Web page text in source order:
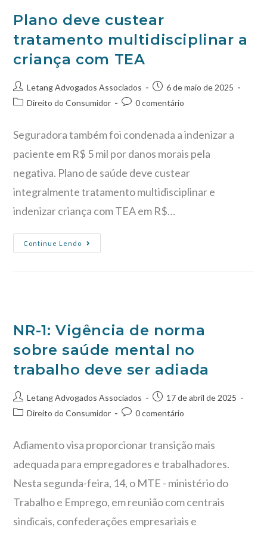
Plano deve custear
tratamento multidisciplinar a
criança com TEA
Letang Advogados Associados
6 de maio de 2025
Direito do Consumidor
0 comentário
Seguradora também foi condenada a indenizar a
paciente em R$ 5 mil por danos morais pela
negativa. Plano de saúde deve custear
integralmente tratamento multidisciplinar e
indenizar criança com TEA em R$…
Continue Lendo
NR-1: Vigência de norma
sobre saúde mental no
trabalho deve ser adiada
Letang Advogados Associados
17 de abril de 2025
Direito do Consumidor
0 comentário
Adiamento visa proporcionar transição mais
adequada para empregadores e trabalhadores.
Nesta segunda-feira, 14, o MTE - ministério do
Trabalho e Emprego, em reunião com centrais
sindicais, confederações empresariais e